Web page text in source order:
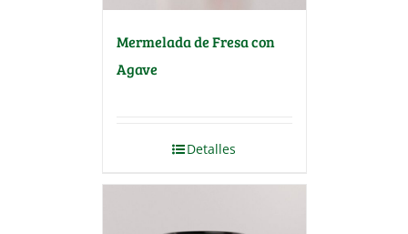
Mermelada de Fresa con
Agave
Detalles